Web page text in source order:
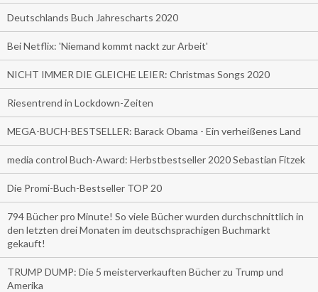
Deutschlands Buch Jahrescharts 2020
Bei Netflix: 'Niemand kommt nackt zur Arbeit'
NICHT IMMER DIE GLEICHE LEIER: Christmas Songs 2020
Riesentrend in Lockdown-Zeiten
MEGA-BUCH-BESTSELLER: Barack Obama - Ein verheißenes Land
media control Buch-Award: Herbstbestseller 2020 Sebastian Fitzek
Die Promi-Buch-Bestseller TOP 20
794 Bücher pro Minute! So viele Bücher wurden durchschnittlich in
den letzten drei Monaten im deutschsprachigen Buchmarkt
gekauft!
TRUMP DUMP: Die 5 meisterverkauften Bücher zu Trump und
Amerika